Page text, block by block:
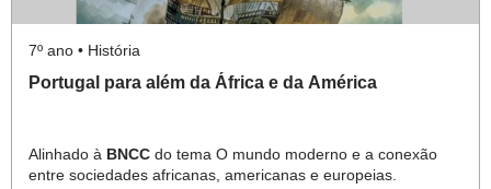
7º ano • História
Portugal para além da África e da América
Alinhado à BNCC do tema O mundo moderno e a conexão
entre sociedades africanas, americanas e europeias.